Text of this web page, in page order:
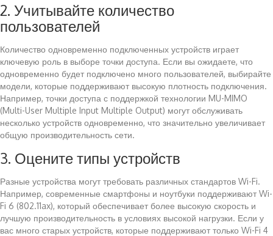
2. Учитывайте количество
пользователей
Количество одновременно подключенных устройств играет
ключевую роль в выборе точки доступа. Если вы ожидаете, что
одновременно будет подключено много пользователей, выбирайте
модели, которые поддерживают высокую плотность подключения.
Например, точки доступа с поддержкой технологии MU-MIMO
(Multi-User Multiple Input Multiple Output) могут обслуживать
несколько устройств одновременно, что значительно увеличивает
общую производительность сети.
3. Оцените типы устройств
Разные устройства могут требовать различных стандартов Wi-Fi.
Например, современные смартфоны и ноутбуки поддерживают Wi-
Fi 6 (802.11ax), который обеспечивает более высокую скорость и
лучшую производительность в условиях высокой нагрузки. Если у
вас много старых устройств, которые поддерживают только Wi-Fi 4